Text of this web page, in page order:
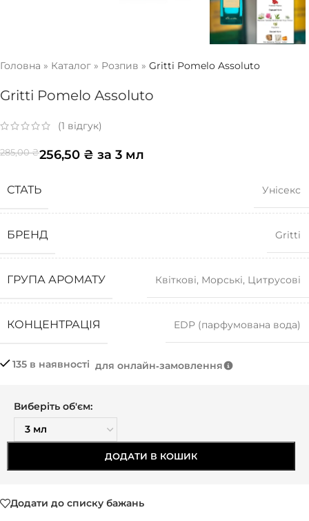
Головна » Каталог » Розпив » Gritti Pomelo Assoluto
Gritti Pomelo Assoluto
(1 відгук)
285,00₴256,50 ₴ за 3 мл
СТАТЬ Унісекс
БРЕНД Gritti
ГРУПА АРОМАТУ Квіткові, Морські, Цитрусові
КОНЦЕНТРАЦІЯ EDP (парфумована вода)
135 в наявності для онлайн‑замовлення
Виберіть об'єм:
ДОДАТИ В КОШИК
Додати до списку бажань